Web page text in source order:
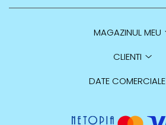
MAGAZINUL MEU
CLIENTI
DATE COMERCIALE